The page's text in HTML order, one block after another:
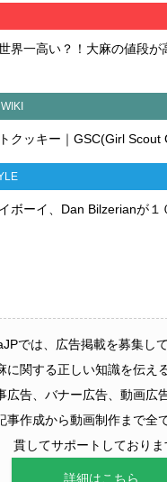
界一高い？！大麻の値段が
クッキー｜GSC(Girl Scout
ボーイ、Dan Bilzerianが１
では、広告掲載を募集し
に関する正しい知識を伝え
広告、バナー広告、動画広
事作成から動画制作まで全
貫してサポートしておりま
詳細はこちら